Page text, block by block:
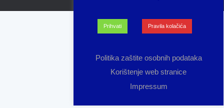
Prihvati Pravila kolačića
Politika zaštite osobnih podataka
Korištenje web stranice
Impressum